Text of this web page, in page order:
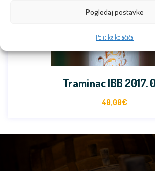
Pogledaj postavke
Politika kolačića
Traminac IBB 2017.
40,00€